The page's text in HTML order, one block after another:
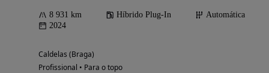
8 931 km Híbrido Plug-In
Automática
2024
Caldelas (Braga)
Profissional • Para o topo